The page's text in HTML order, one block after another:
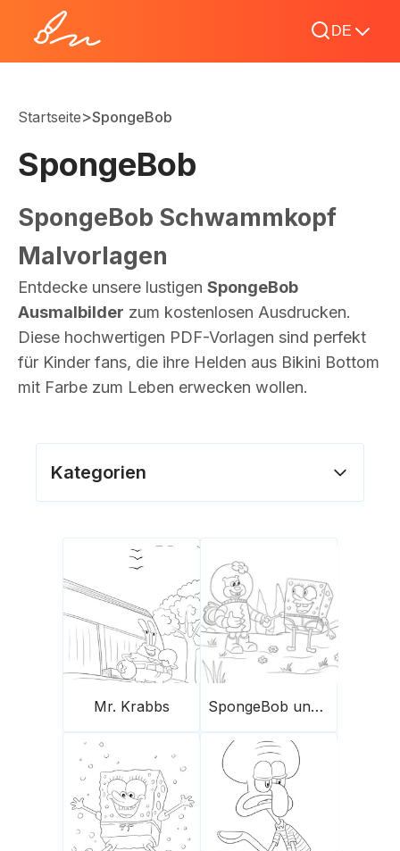
DE
Startseite>SpongeBob
SpongeBob
SpongeBob Schwammkopf
Malvorlagen
Entdecke unsere lustigen SpongeBob
Ausmalbilder zum kostenlosen Ausdrucken.
Diese hochwertigen PDF-Vorlagen sind perfekt
für Kinder fans, die ihre Helden aus Bikini Bottom
mit Farbe zum Leben erwecken wollen.
Kategorien
Mr. Krabbs SpongeBob und Sandy Cheeks